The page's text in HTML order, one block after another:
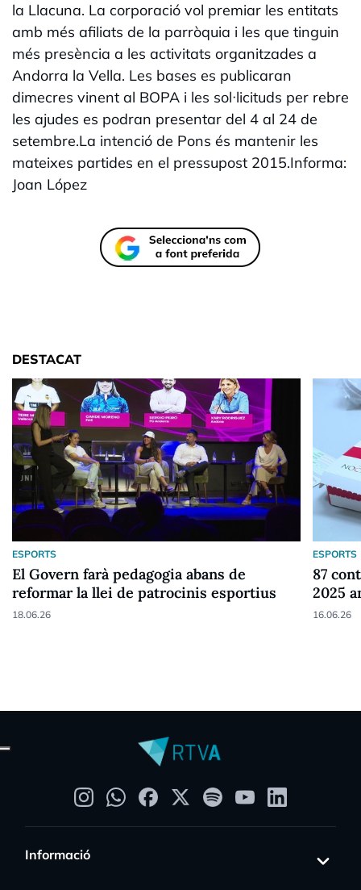
la Llacuna. La corporació vol premiar les entitats
amb més afiliats de la parròquia i les que tinguin
més presència a les activitats organitzades a
Andorra la Vella. Les bases es publicaran
dimecres vinent al BOPA i les sol·licituds per rebre
les ajudes es podran presentar del 4 al 24 de
setembre.La intenció de Pons és mantenir les
mateixes partides en el pressupost 2015.Informa:
Joan López
DESTACAT
ESPORTS
El Govern farà pedagogia abans de
reformar la llei de patrocinis esportius
18.06.26
ESPORTS
87
2025
16.06.26
Informació